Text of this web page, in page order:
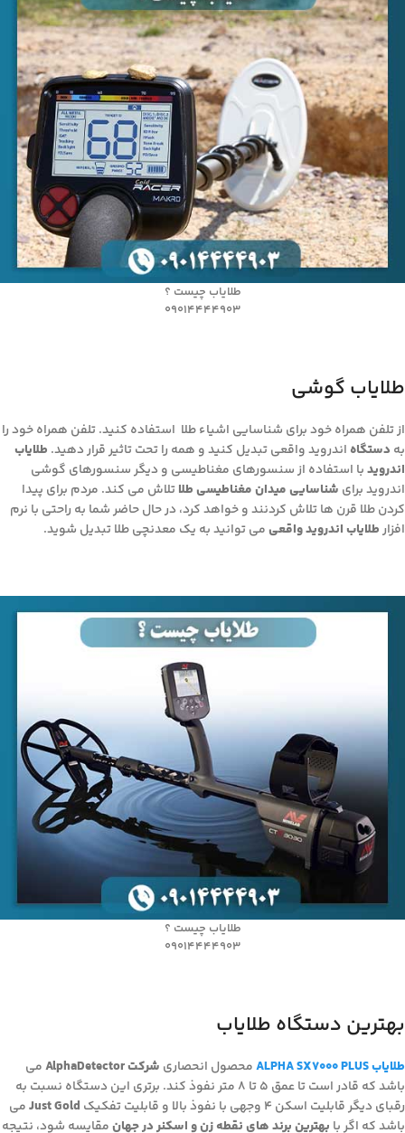
طلایاب چیست ؟
09014444903
طلایاب گوشی
از تلفن همراه خود برای شناسایی اشیاء طلا استفاده کنید. تلفن همراه خود را
به دستگاه اندروید واقعی تبدیل کنید و همه را تحت تاثیر قرار دهید. طلایاب
اندرویدبا استفاده از سنسورهای مغناطیسی و دیگر سنسورهای گوشی
اندروید برای شناسایی میدان مغناطیسی طلاتلاش می کند. مردم برای پیدا
کردن طلا قرن ها تلاش کردنند و خواهد کرد، در حال حاضر شما به راحتی با نرم
افزارطلایاب اندروید واقعیمی توانید به یک معدنچی طلا تبدیل شوید.
طلایاب چیست ؟
09014444903
بهترین دستگاه طلایاب
طلایاب ALPHA SX7000 PLUS محصول انحصاری شرکت AlphaDetector
می
باشد که قادر است تا عمق ۵ تا ۸ متر نفوذ کند. برتری این دستگاه نسبت به
رقبای دیگر قابلیت اسکن ۴ وجهی با نفوذ بالا و قابلیت تفکیک
Just Goldمی
باشد که اگر با بهترین برند های نقطه زن و اسکنر در جهانمقایسه شود، نتیجه